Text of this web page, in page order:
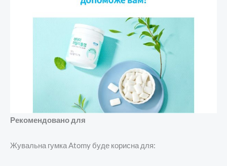
Рекомендовано для
Жувальна гумка Atomy буде корисна для: